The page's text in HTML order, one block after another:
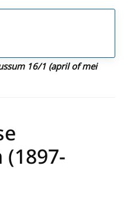
16/1 (april of mei